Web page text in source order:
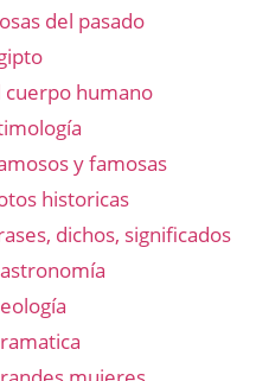
del pasado
cuerpo humano
y famosas
historicas
dichos, significados